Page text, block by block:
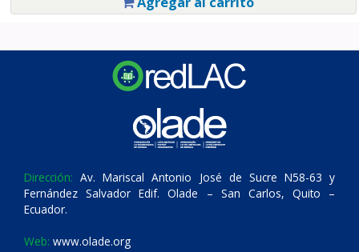
Dirección: Av. Mariscal Antonio José de Sucre N58-63 y
Fernández Salvador Edif. Olade – San Carlos, Quito –
Ecuador.
Web: www.olade.org